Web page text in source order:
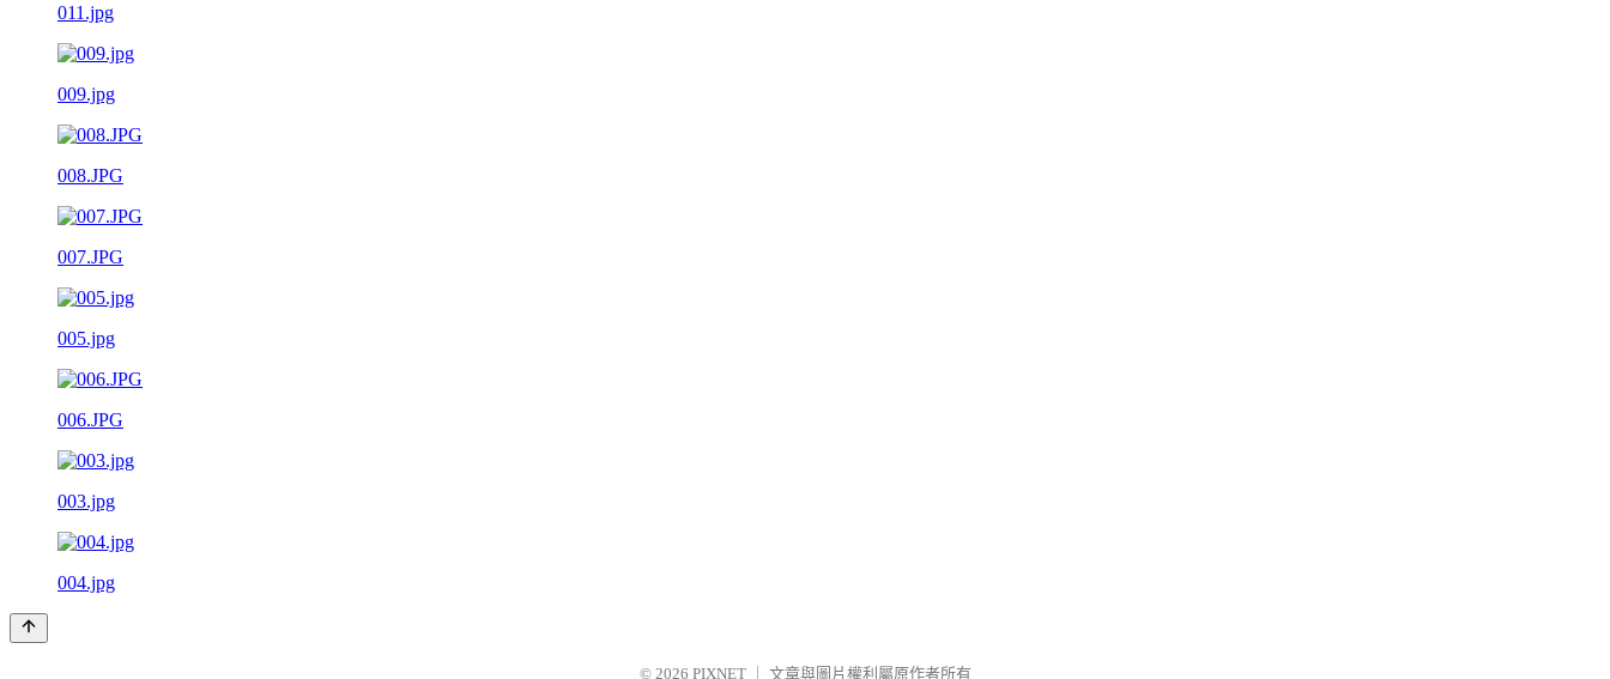
011.jpg
009.jpg
008.JPG
007.JPG
005.jpg
006.JPG
003.jpg
004.jpg
© 2026 PIXNET 文章與圖片權利屬原作者所有